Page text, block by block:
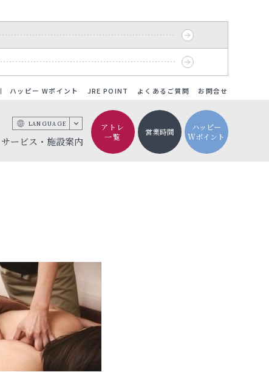
ハッピー Wポイント JRE POINT よくあるご質問 お問合せ
サービス・施設案内
LANGUAGE
アトレ
一覧
営業時間
ハッピー
Wポイント